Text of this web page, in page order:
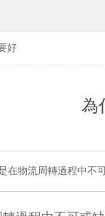
好
為
在物流周轉過程中不可